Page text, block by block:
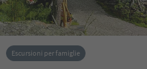
Escursioni per famiglie